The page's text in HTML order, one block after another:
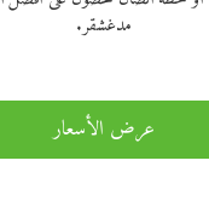
مدغشقر.
عرض الأسعار